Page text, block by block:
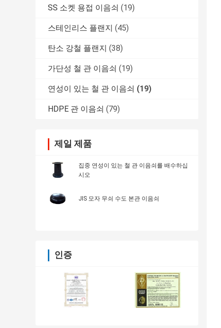
SS 소켓 용접 이음쇠 (19)
스테인리스 플랜지 (45)
탄소 강철 플랜지 (38)
가단성 철 관 이음쇠 (19)
연성이 있는 철 관 이음쇠 (19)
HDPE 관 이음쇠 (79)
제일 제품
집중 연성이 있는 철 관 이음쇠를 배수하십
시오
JIS 모자 무쇠 수도 본관 이음쇠
인증